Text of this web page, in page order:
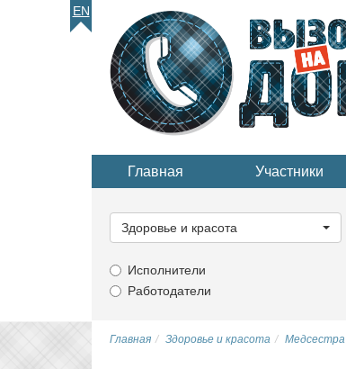
EN
Главная Участники
категорию...
Здоровье и красота
Исполнители
Работодатели
Главная Здоровье и красота Медсестра